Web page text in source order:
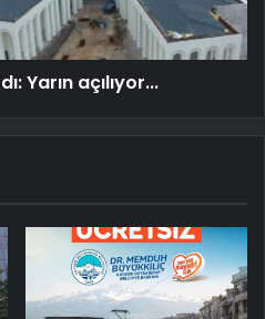
Yarın açılıyor...